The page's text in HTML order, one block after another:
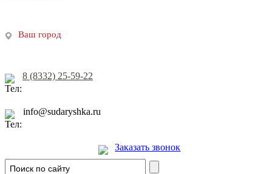
Ваш город
8 (8332) 25-59-22
info@sudaryshka.ru
Заказать звонок